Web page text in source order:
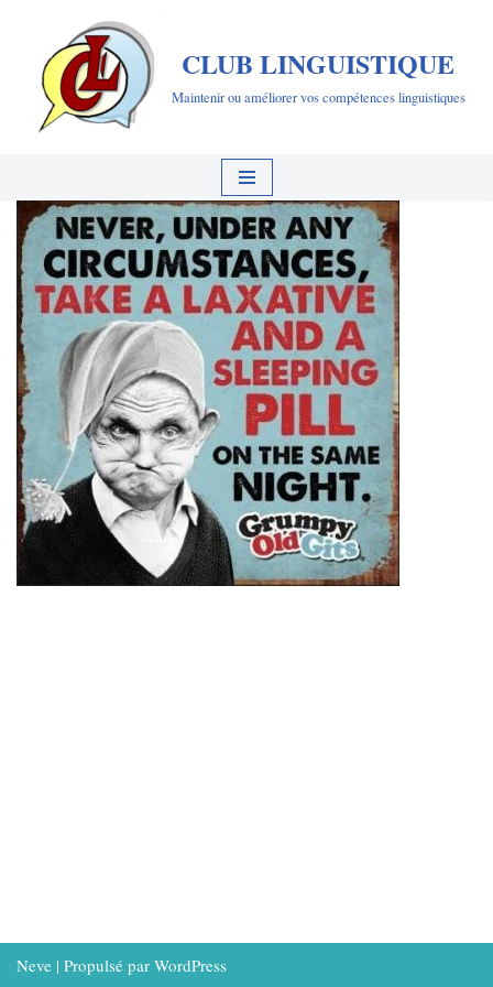
Aller
contenu
CLUB LINGUISTIQUE
Maintenir ou améliorer vos compétences linguistiques
Neve | Propulsé par WordPress